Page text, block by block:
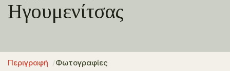
Ηγουμενίτσας
Περιγραφή Φωτογραφίες